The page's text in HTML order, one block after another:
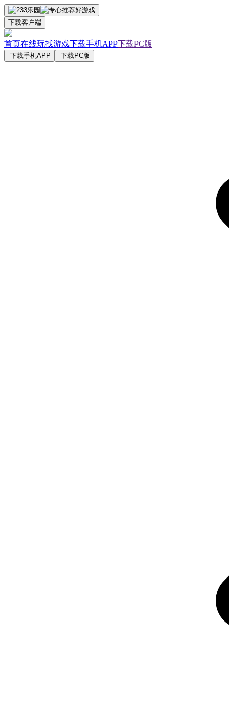
下载客户端
首页在线玩找游戏下载手机APP下载PC版
下载手机APP 下载PC版